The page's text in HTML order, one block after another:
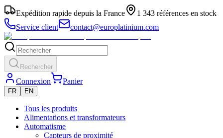
Expédition rapide depuis la France
1 343 références en stock
Service client
contact@europlatinium.com
Rechercher
Connexion Panier
FR EN
Tous les produits
Alimentations et transformateurs
Automatisme
Capteurs de proximité